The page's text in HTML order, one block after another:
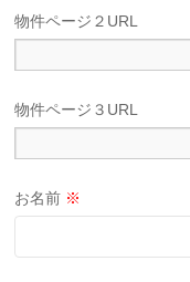
物件ページ２URL
物件ページ３URL
お名前 ※